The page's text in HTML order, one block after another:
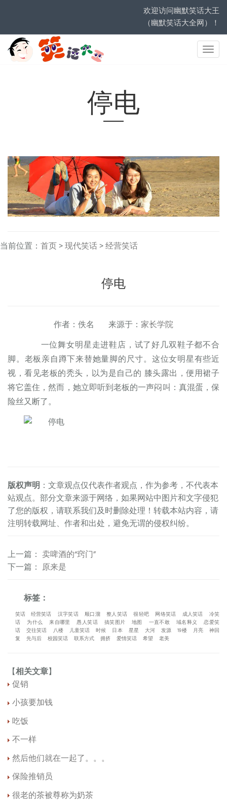
欢迎访问幽默笑话大王
（幽默笑话大全网）！
网
停电
当前位置： 首页>现代笑话>经营笑话
停电
作者：佚名 来源于： 家长学院
一位舞女明星走进鞋店，试了好几双鞋子都不合
脚。老板亲自蹲下来替她量脚的尺寸。这位女明星有些近
视，看见老板的秃头，以为是自己的 膝头露出，便用裙子
将它盖住，然而，她立即听到老板的一声闷叫：真混蛋，保
险丝又断了。
版权声明 ：文章观点仅代表作者观点，作为参考，不代表本
站观点。部分文章来源于网络，如果网站中图片和文字侵犯
了您的版权，请联系我们及时删除处理！转载本站内容，请
注明转载网址、作者和出处，避免无谓的侵权纠纷。
上一篇 ： 卖啤酒的“窍门”
下一篇 ： 原来是
标签：
笑话 经营笑话 汉字笑话 顺口溜 整人笑话 很轻吧 网络笑话 成人笑话
冷笑
话
为什么 来自哪里 愚人笑话 搞笑图片 地图 一直不敢 域名释义
恋爱笑
话
交往笑话 八楼 儿童笑话 时候 日本 星星 大河 发源 19楼 月亮
神回
复
先与后 校园笑话 联系方式 拥挤 爱情笑话 希望 老美
【相关文章】
促销
小孩要加钱
吃饭
不一样
然后他们就在一起了。。。
保险推销员
很老的茶被尊称为奶茶